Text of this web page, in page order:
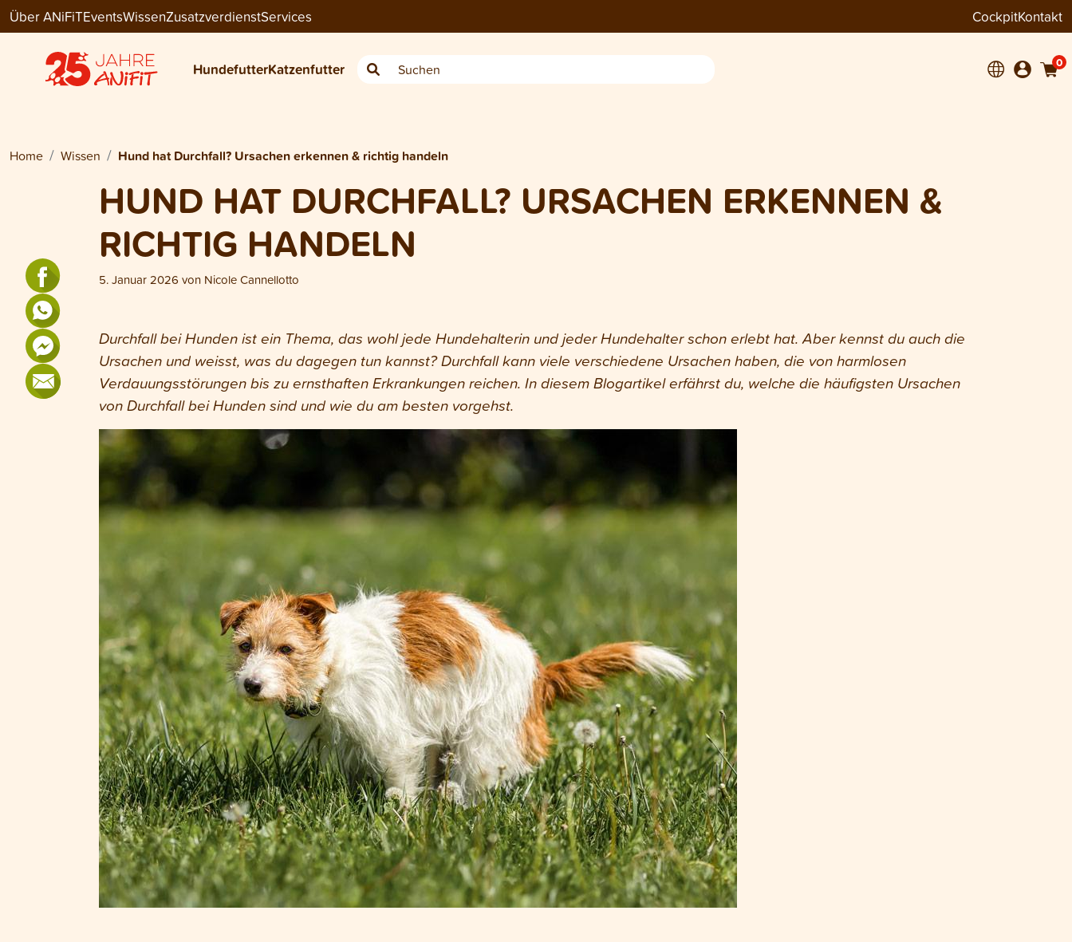
Über ANiFiTEventsWissenZusatzverdienstServices CockpitKontakt
HundefutterKatzenfutter 0
Home Wissen Hund hat Durchfall? Ursachen erkennen & richtig handeln
HUND HAT DURCHFALL? URSACHEN ERKENNEN &
RICHTIG HANDELN
5. Januar 2026 von Nicole Cannellotto
Durchfall bei Hunden ist ein Thema, das wohl jede Hundehalterin und jeder Hundehalter schon erlebt hat. Aber kennst du auch die
Ursachen und weisst, was du dagegen tun kannst? Durchfall kann viele verschiedene Ursachen haben, die von harmlosen
Verdauungsstörungen bis zu ernsthaften Erkrankungen reichen. In diesem Blogartikel erfährst du, welche die häufigsten Ursachen
von Durchfall bei Hunden sind und wie du am besten vorgehst.